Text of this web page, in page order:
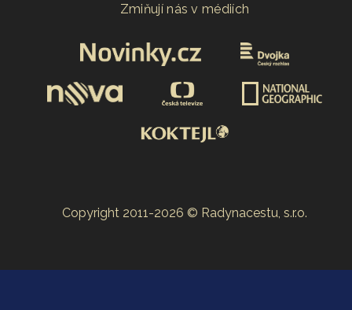
Zmiňují nás v médiích
Copyright 2011-2026 © Radynacestu, s.r.o.